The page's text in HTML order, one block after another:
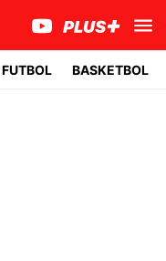
FUTBOL BASKETBOL